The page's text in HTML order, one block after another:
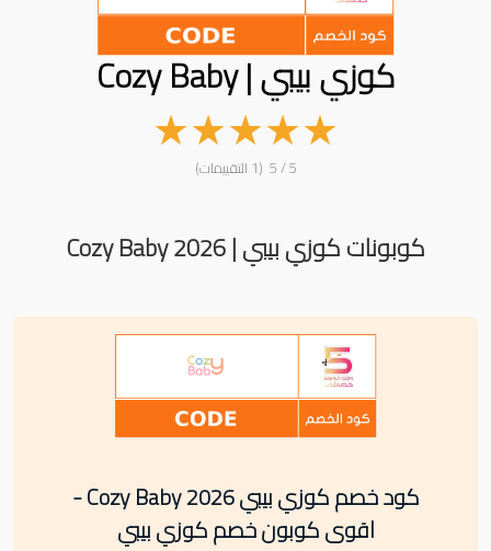
كوزي بيبي | Cozy Baby
★
★
★
★
★ 5 / 5 (1 التقييمات)
كوبونات كوزي بيبي | Cozy Baby 2026
كود خصم كوزي بيبي Cozy Baby 2026 -
اقوى كوبون خصم كوزي بيبي